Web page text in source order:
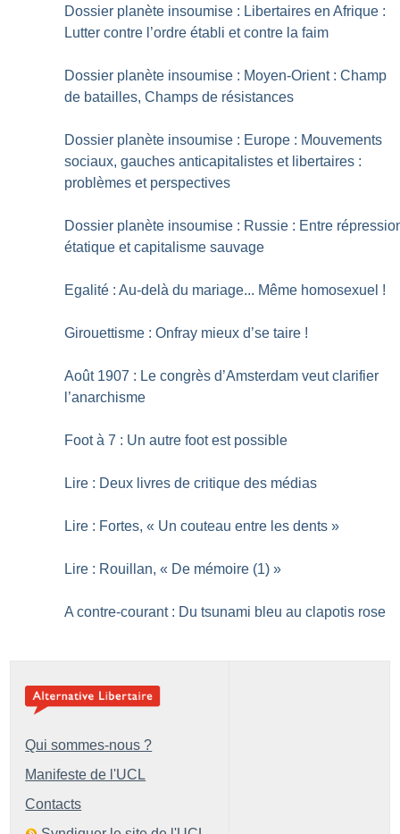
Dossier planète insoumise : Libertaires en Afrique :
Lutter contre l’ordre établi et contre la faim
Dossier planète insoumise : Moyen-Orient : Champ
de batailles, Champs de résistances
Dossier planète insoumise : Europe : Mouvements
sociaux, gauches anticapitalistes et libertaires :
problèmes et perspectives
Dossier planète insoumise : Russie : Entre
étatique et capitalisme sauvage
Egalité : Au-delà du mariage... Même homosexuel !
Girouettisme : Onfray mieux d’se taire !
Août 1907 : Le congrès d’Amsterdam veut clarifier
l’anarchisme
Foot à 7 : Un autre foot est possible
Lire : Deux livres de critique des médias
Lire : Fortes, « Un couteau entre les dents »
Lire : Rouillan, « De mémoire (1) »
A contre-courant : Du tsunami bleu au clapotis rose
Qui sommes-nous ?
Manifeste de l'UCL
Contacts